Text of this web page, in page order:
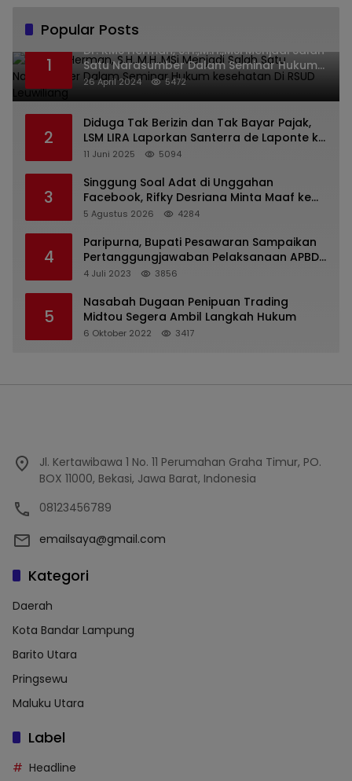
Popular Posts
1
Dr. KMS Herman, S.H.,M.H.,MSi Menjadi Salah
Satu Narasumber Dalam Seminar Hukum
kesehatan Di RSUD Leuwiliang
26 April 2024 5472
2
Diduga Tak Berizin dan Tak Bayar Pajak,
LSM LIRA Laporkan Santerra de Laponte ke
Kejaksaan Kota Batu
11 Juni 2025 5094
3
Singgung Soal Adat di Unggahan
Facebook, Rifky Desriana Minta Maaf ke
PDA dan Bupati Kubar
5 Agustus 2026 4284
4
Paripurna, Bupati Pesawaran Sampaikan
Pertanggungjawaban Pelaksanaan APBD
2022
4 Juli 2023 3856
5
Nasabah Dugaan Penipuan Trading
Midtou Segera Ambil Langkah Hukum
6 Oktober 2022 3417
Jl. Kertawibawa 1 No. 11 Perumahan Graha Timur, PO.
BOX 11000, Bekasi, Jawa Barat, Indonesia
08123456789
emailsaya@gmail.com
Kategori
Daerah
Kota Bandar Lampung
Barito Utara
Pringsewu
Maluku Utara
Label
Headline